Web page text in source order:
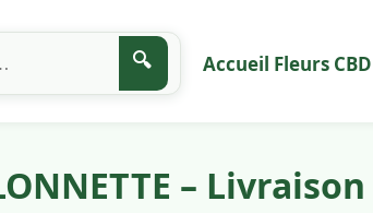
🔍 Accueil Fleurs CBD
–